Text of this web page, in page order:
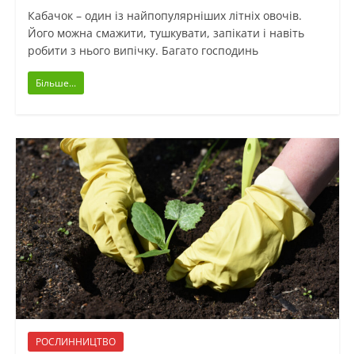
Кабачок – один із найпопулярніших літніх овочів.
Його можна смажити, тушкувати, запікати і навіть
робити з нього випічку. Багато господинь
Більше...
РОСЛИННИЦТВО